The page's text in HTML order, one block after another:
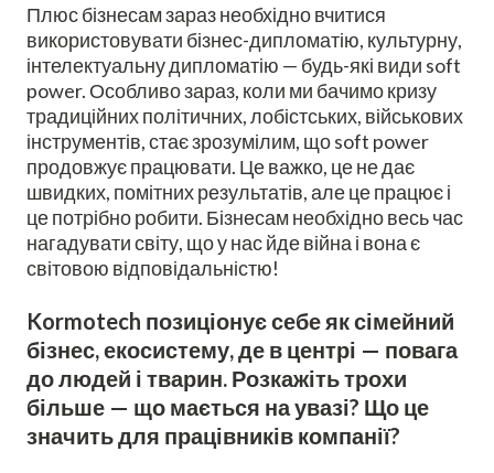
Плюс бізнесам зараз необхідно вчитися
використовувати бізнес-дипломатію, культурну,
інтелектуальну дипломатію — будь-які види soft
power. Особливо зараз, коли ми бачимо кризу
традиційних політичних, лобістських, військових
інструментів, стає зрозумілим, що soft power
продовжує працювати. Це важко, це не дає
швидких, помітних результатів, але це працює і
це потрібно робити. Бізнесам необхідно весь час
нагадувати світу, що у нас йде війна і вона є
світовою відповідальністю!
Kormotech позиціонує себе як сімейний
бізнес, екосистему, де в центрі — повага
до людей і тварин. Розкажіть трохи
більше — що мається на увазі? Що це
значить для працівників компанії?